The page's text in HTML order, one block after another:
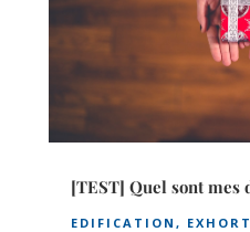
[TEST] Quel sont mes
EDIFICATION ,